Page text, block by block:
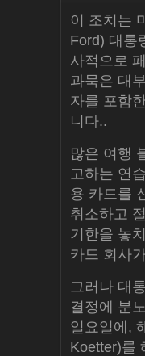
이 조치는
Ford) 대통
사적으로
과묵은 대
자를 포함
니다..
많은 여행
고하는 연
용 카드를
취소하고
기한을 놓
카드 회사
그러나 대
결정에 분
일요일에,
Koetter)를